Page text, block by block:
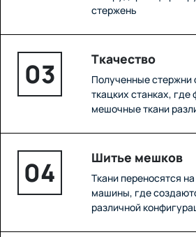
стержень
03 Ткачество
Полученные стержни
ткацких станках,
мешочные ткани
04 Шитье мешков
Ткани переносятся
машины, где
различной